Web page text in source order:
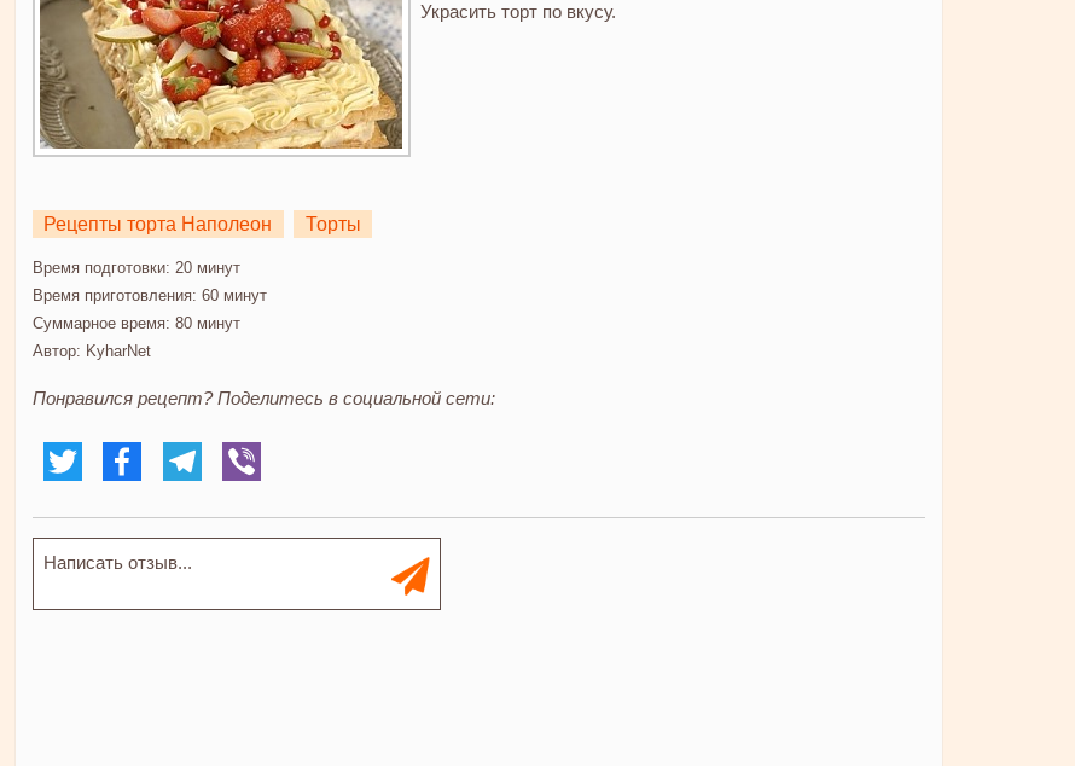
Украсить торт по вкусу.
Рецепты торта Наполеон Торты
Время подготовки: 20 минут
Время приготовления: 60 минут
Суммарное время: 80 минут
Автор: KyharNet
Понравился рецепт? Поделитесь в социальной сети: